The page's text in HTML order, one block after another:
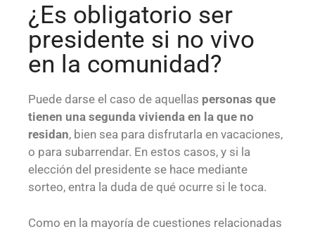
¿Es obligatorio ser
presidente si no vivo
en la comunidad?
Puede darse el caso de aquellas personas que
tienen una segunda vivienda en la que no
residan, bien sea para disfrutarla en vacaciones,
o para subarrendar. En estos casos, y si la
elección del presidente se hace mediante
sorteo, entra la duda de qué ocurre si le toca.
Como en la mayoría de cuestiones relacionadas